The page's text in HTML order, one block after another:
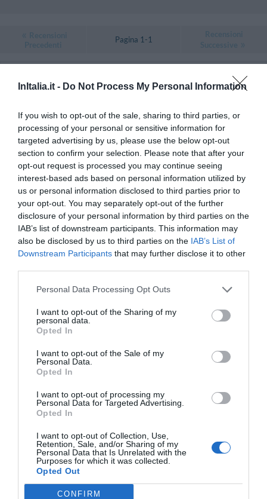
InItalia.it - Do Not Process My Personal Information
If you wish to opt-out of the sale, sharing to third parties, or
processing of your personal or sensitive information for
targeted advertising by us, please use the below opt-out
section to confirm your selection. Please note that after your
opt-out request is processed you may continue seeing
interest-based ads based on personal information utilized by
us or personal information disclosed to third parties prior to
your opt-out. You may separately opt-out of the further
disclosure of your personal information by third parties on the
IAB’s list of downstream participants. This information may
also be disclosed by us to third parties on the IAB’s List of
Downstream Participants that may further disclose it to other
Personal Data Processing Opt Outs
I want to opt-out of the Sharing of my
personal data.
Opted In
I want to opt-out of the Sale of my
Personal Data.
Opted In
I want to opt-out of processing my
Personal Data for Targeted Advertising.
Opted In
I want to opt-out of Collection, Use,
Retention, Sale, and/or Sharing of my
Personal Data that Is Unrelated with the
Purposes for which it was collected.
Opted Out
CONFIRM
Pagina 1-1
Italia 8/10
Ritornerebbe in questo hotel?
SI
dettagli
Giuliano
Italia
Agosto 2012
Coppia età media superiore ai 35 anni
OTTIMO
8.2/10
Ritornerebbe in questo hotel?
SI
dettagli
Günter
Luglio 2011
Coppia età media superiore ai 35 anni
FAVOLOSO
/10
Ritornerebbe in questo hotel?
Giugno 2011
Famiglia con figli piccoli
9.2/10
dettagli